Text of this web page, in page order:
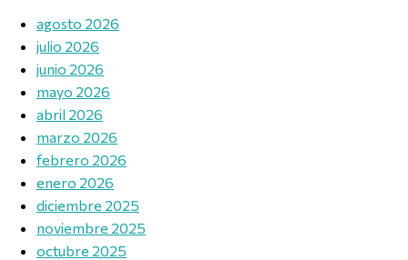
agosto 2026
julio 2026
junio 2026
mayo 2026
abril 2026
marzo 2026
febrero 2026
enero 2026
diciembre 2025
noviembre 2025
octubre 2025